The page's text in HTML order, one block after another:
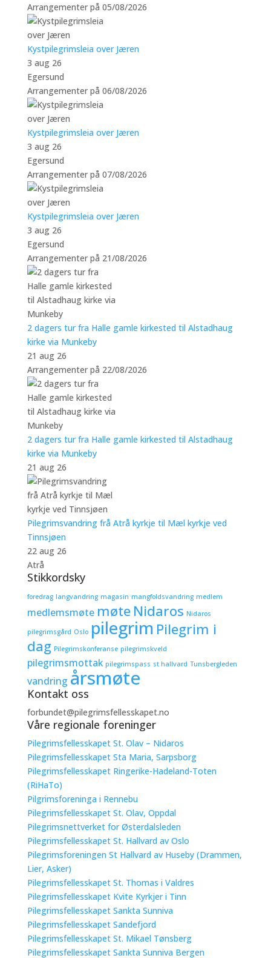
Arrangementer på 05/08/2026
Kystpilegrimsleia over Jæren
3 aug 26
Egersund
Arrangementer på 06/08/2026
Kystpilegrimsleia over Jæren
3 aug 26
Egersund
Arrangementer på 07/08/2026
Kystpilegrimsleia over Jæren
3 aug 26
Egersund
Arrangementer på 21/08/2026
2 dagers tur fra Halle gamle kirkested til Alstadhaug
kirke via Munkeby
21 aug 26
Arrangementer på 22/08/2026
2 dagers tur fra Halle gamle kirkested til Alstadhaug
kirke via Munkeby
21 aug 26
Pilegrimsvandring frå Atrå kyrkje til Mæl kyrkje ved
Tinnsjøen
22 aug 26
Atrå
Stikkordsky
foredrag langvandring magasin mangfoldsvandring medlem
medlemsmøte møte Nidaros Nidaros
pilegrimsgård Oslo pilegrim Pilegrim i
dag Pilegrimskonferanse pilegrimskveld
pilegrimsmottak pilegrimspass st hallvard Tunsbergleden
vandring årsmøte
Kontakt oss
forbundet@pilegrimsfellesskapet.no
Våre regionale foreninger
Pilegrimsfellesskapet St. Olav – Nidaros
Pilegrimsfellesskapet Sta Maria, Sarpsborg
Pilegrimsfellesskapet Ringerike-Hadeland-Toten
(RiHaTo)
Pilgrimsforeninga i Rennebu
Pilegrimsfellesskapet St. Olav, Oppdal
Pilegrimsnettverket for Østerdalsleden
Pilegrimsfellesskapet St. Hallvard av Oslo
Pilegrimsforeningen St Hallvard av Huseby (Drammen,
Lier, Asker)
Pilegrimsfellesskapet St. Thomas i Valdres
Pilegrimsfellesskapet Kvite Kyrkjer i Tinn
Pilegrimsfellesskapet Sankta Sunniva
Pilegrimsfellesskapet Sandefjord
Pilegrimsfellesskapet St. Mikael Tønsberg
Pilegrimsfellesskapet Sankta Sunniva Bergen